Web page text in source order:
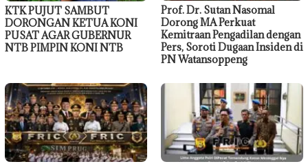
KTK PUJUT SAMBUT
DORONGAN KETUA KONI
PUSAT AGAR GUBERNUR
NTB PIMPIN KONI NTB
Prof. Dr. Sutan Nasomal
Dorong MA Perkuat
Kemitraan Pengadilan dengan
Pers, Soroti Dugaan Insiden di
PN Watansoppeng